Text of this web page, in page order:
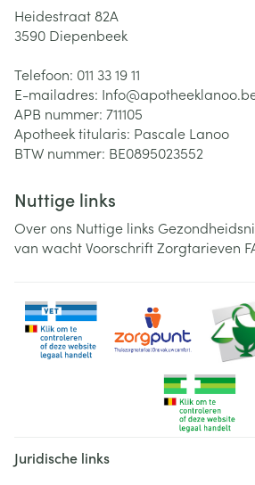
Heidestraat 82A
3590 Diepenbeek
Telefoon: 011 33 19 11
E-mailadres: Info@
APB nummer: 711105
Apotheek titularis: Pascale Lanoo
BTW nummer: BE0895023552
Nuttige links
Over ons Nuttige links
van wachtVoorschriftZorgtarieven
Juridische links